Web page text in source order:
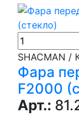
SHACMAN /
Фара
F2000
Арт.: